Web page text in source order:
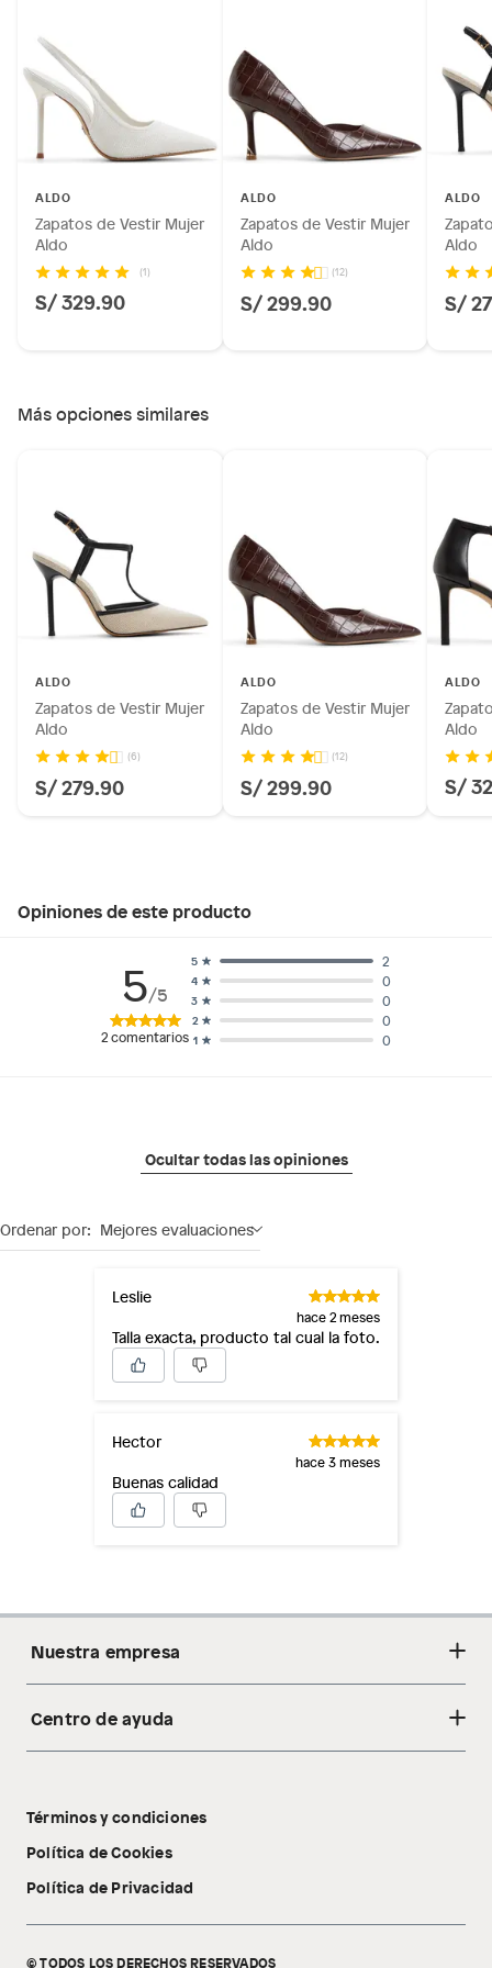
Pinturas de color a pedido.
Plantas.
Productos que hayan sido previamente instalados.
Baterías de auto.
Motocicletas y bicicletas motorizadas.
ALDO
Zapatos de Vestir Mujer
Aldo
(1)
S/ 329.90
ALDO
Zapatos de Vestir Mujer
Aldo
(12)
S/ 299.90
ALDO
Aldo
S/
Más opciones similares
ALDO
Zapatos de Vestir Mujer
Aldo
(6)
S/ 279.90
ALDO
Zapatos de Vestir Mujer
Aldo
(12)
S/ 299.90
ALDO
Aldo
S/
Opiniones de este producto
5/5
2comentarios 1 0
2 0
3 0
4 0
5 2
Ocultar todas las opiniones
Ordenar por: Mejores evaluaciones
Leslie
hace 2 meses
Talla exacta, producto tal cual la foto.
Hector
hace 3 meses
Buenas calidad
Nuestra empresa
Acerca de nosotros
Tecnología Pillow Walk
Centro de ayuda
Libro de reclamaciones
Términos y condiciones
Política de Cookies
Política de Privacidad
© TODOS LOS DERECHOS RESERVADOS